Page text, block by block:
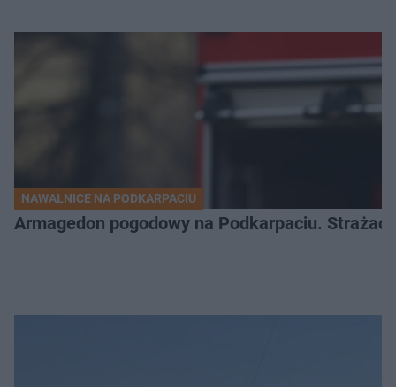
NAWAŁNICE NA PODKARPACIU
Armagedon pogodowy na Podkarpaciu.